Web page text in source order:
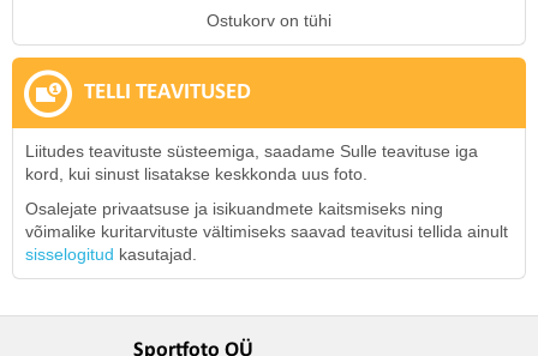
Ostukorv on tühi
TELLI TEAVITUSED
Liitudes teavituste süsteemiga, saadame Sulle teavituse iga
kord, kui sinust lisatakse keskkonda uus foto.
Osalejate privaatsuse ja isikuandmete kaitsmiseks ning
võimalike kuritarvituste vältimiseks saavad teavitusi tellida ainult
sisselogitud kasutajad.
Sportfoto OÜ